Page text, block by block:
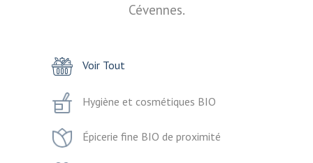
Cévennes.
Voir Tout
Hygiène et cosmétiques BIO
Épicerie fine BIO de proximité